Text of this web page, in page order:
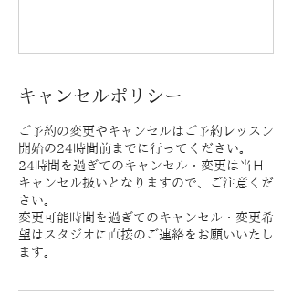
キャンセルポリシー
ご予約の変更やキャンセルはご予約レッスン
開始の24時間前までに行ってください。
24時間を過ぎてのキャンセル・変更は当日
キャンセル扱いとなりますので、ご注意くだ
さい。
変更可能時間を過ぎてのキャンセル・変更希
望はスタジオに直接のご連絡をお願いいたし
ます。